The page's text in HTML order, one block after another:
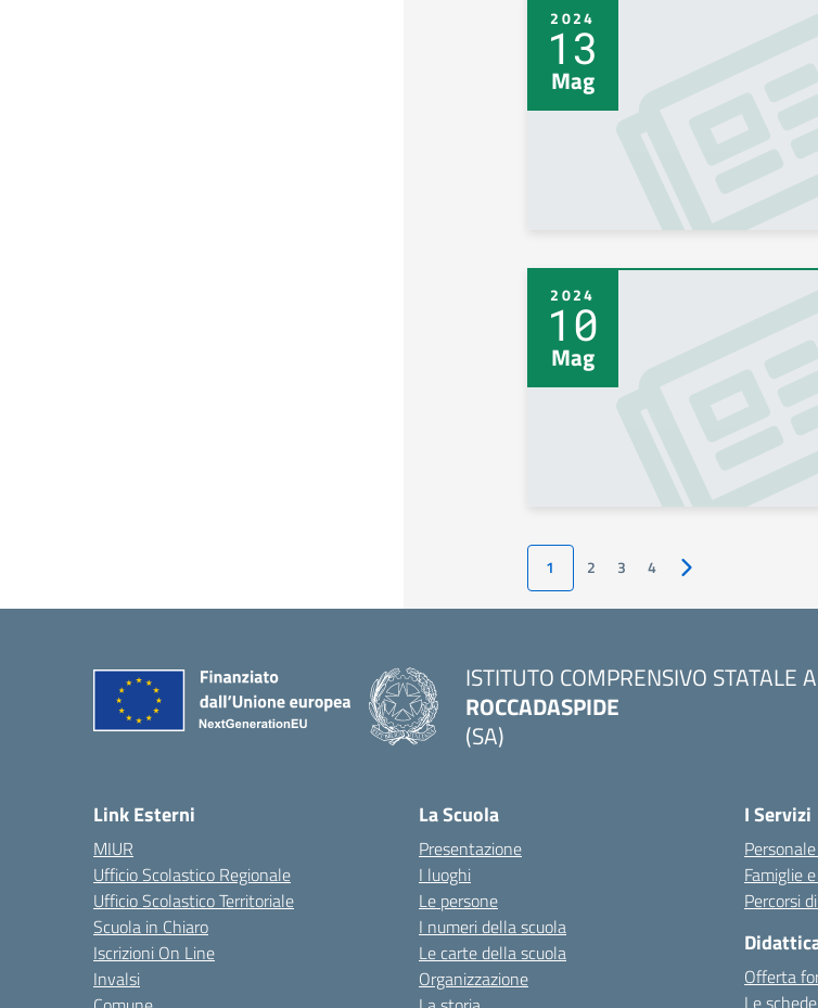
2024
13
Mag
2024
10
Mag
1 2 3 4 Pagina successiva
ISTITUTO COMPRENSIVO STATALE
ROCCADASPIDE
(SA)
Link Esterni
MIUR
Ufficio Scolastico Regionale
Ufficio Scolastico Territoriale
Scuola in Chiaro
Iscrizioni On Line
Invalsi
La Scuola
Presentazione
I luoghi
Le persone
I numeri della scuola
Le carte della scuola
Organizzazione
I Servizi
Famiglie
Percorsi
Offerta
Le